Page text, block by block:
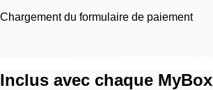
Chargement du formulaire de paiement
Inclus avec chaque MyBox